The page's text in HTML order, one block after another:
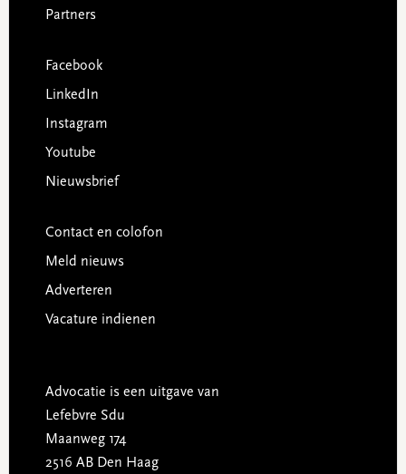
Partners
Facebook
LinkedIn
Instagram
Youtube
Nieuwsbrief
Contact en colofon
Meld nieuws
Adverteren
Vacature indienen
Advocatie is een uitgave van
Lefebvre Sdu
Maanweg 174
2516 AB Den Haag